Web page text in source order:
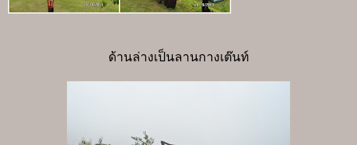
ด้านล่างเป็นลานกางเต๊นท์